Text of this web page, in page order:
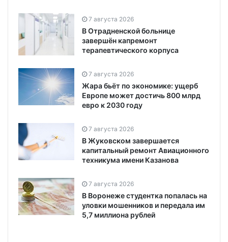
7 августа 2026
В Отрадненской больнице
завершён капремонт
терапевтического корпуса
7 августа 2026
Жара бьёт по экономике: ущерб
Европе может достичь 800 млрд
евро к 2030 году
7 августа 2026
В Жуковском завершается
капитальный ремонт Авиационного
техникума имени Казанова
7 августа 2026
В Воронеже студентка попалась на
уловки мошенников и передала им
5,7 миллиона рублей